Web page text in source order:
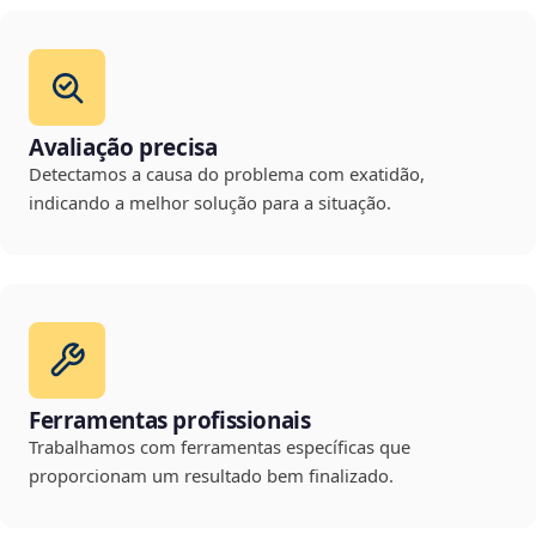
Avaliação precisa
Detectamos a causa do problema com exatidão,
indicando a melhor solução para a situação.
Ferramentas profissionais
Trabalhamos com ferramentas específicas que
proporcionam um resultado bem finalizado.